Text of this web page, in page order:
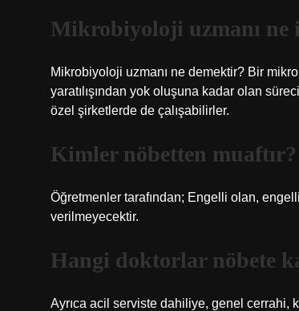
Mikrobiyoloji uzmanı ne
Mikrobiyoloji uzmanı ne demektir? Bir
yaratılışından yok oluşuna kadar olan
özel şirketlerde de çalışabilirler.
Kimler nöbetten muaftır?
Öğretmenler tarafından; Engelli olan,
verilmeyecektir.
Hangi doktorlar nöbete
Ayrıca acil serviste dahiliye, genel cerrahi,